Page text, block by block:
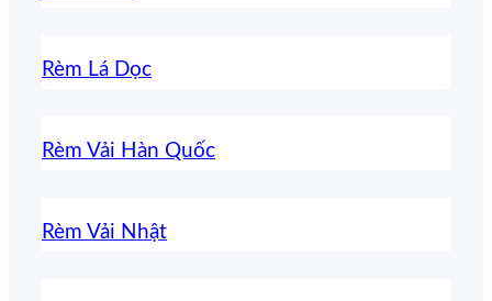
Rèm Lá Dọc
Rèm Vải Hàn Quốc
Rèm Vải Nhật